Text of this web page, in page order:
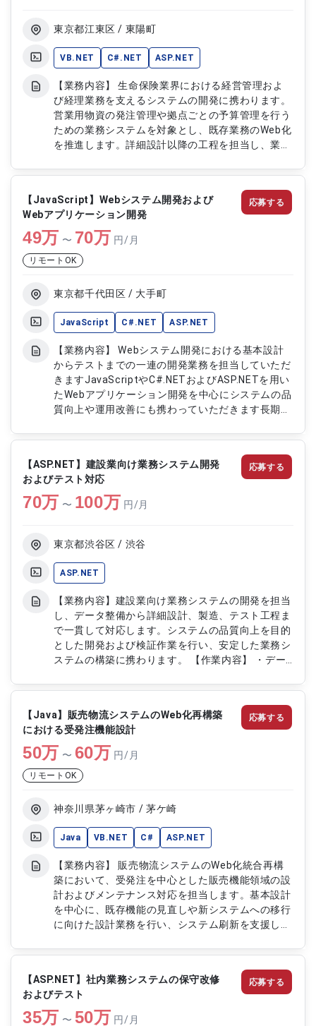
衝対応 ・チームメンバーの管理および進捗管理 ・
および修正対応
東京都江東区 / 東陽町
VB.NET C#.NET ASP.NET
【業務内容】 生命保険業界における経営管理およ
び経理業務を支えるシステムの開発に携わります。
営業用物資の発注管理や拠点ごとの予算管理を行う
ための業務システムを対象とし、既存業務のWeb化
を推進します。詳細設計以降の工程を担当し、業務
で一貫して対応します。業務効率化と正確なデータ
管理を実現するため、安定性と保守性を考慮したシ
ステム開発を行います。 【作業内容】 ・詳細設計
の作成および機能設計 ・経理業務システムの開発
および改修 ・発注管理機能および予算管理機能の
実装 ・単体テストおよび結合テストの実施 ・既存
システムの保守および改善対応 ・不具合調査およ
【JavaScript】Webシステム開発および
Webアプリケーション開発
49万 〜 70万 円/月
リモートOK
東京都千代田区 / 大手町
JavaScript C#.NET ASP.NET
【業務内容】 Webシステム開発における基本設計
からテストまでの一連の開発業務を担当していただ
きますJavaScriptやC#.NETおよびASP.NETを用い
たWebアプリケーション開発を中心にシステムの品
質向上や運用改善にも携わっていただきます長期的
行っていただきます 【作業内容】 ・Webシステム
の基本設計からテストまでの開発対応 ・
JavaScriptおよびC#.NETASP.NETを用いた開発 ・
システムのテストおよびバグ修正対応 ・Webシス
テムの運用改善対応
応募する
【ASP.NET】建設業向け業務システム開発
およびテスト対応
70万 〜 100万 円/月
東京都渋谷区 / 渋谷
ASP.NET
【業務内容】建設業向け業務システムの開発を担当
し、データ整備から詳細設計、製造、テスト工程ま
で一貫して対応します。システムの品質向上を目的
とした開発および検証作業を行い、安定した業務シ
ステムの構築に携わります。 【作業内容】 ・デー
システム開発 ・ASP.NETを用いたプログラム製造
・単体テストおよび結合テストの実施 ・テスト結
果に基づく不具合修正対応
応募する
【Java】販売物流システムのWeb化再構築
における受発注機能設計
50万 〜 60万 円/月
リモートOK
神奈川県茅ヶ崎市 / 茅ケ崎
Java VB.NET C# ASP.NET
【業務内容】 販売物流システムのWeb化統合再構
築において、受発注を中心とした販売機能領域の設
計およびメンテナンス対応を担当します。基本設計
を中心に、既存機能の見直しや新システムへの移行
に向けた設計業務を行い、システム刷新を支援しま
能における基本設計対応 ・既存システムのメンテ
ナンスおよび仕様整理 ・Web化再構築に伴う機能
設計および調整対応 ・販売機能領域の要件整理お
よび設計書作成
応募する
【ASP.NET】社内業務システムの保守改修
およびテスト
35万 〜 50万 円/月
応募する